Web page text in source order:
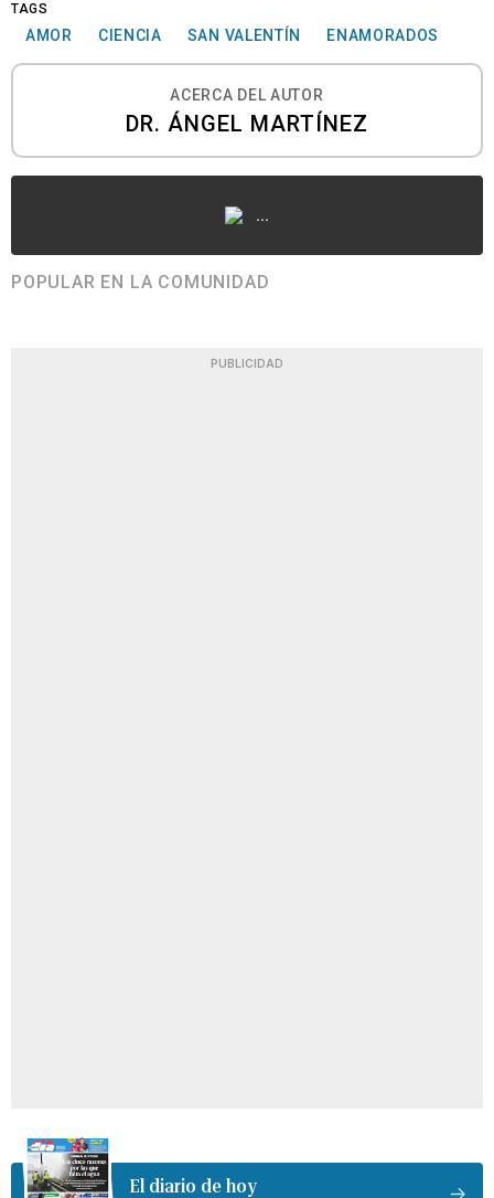
TAGS
AMOR CIENCIA SAN VALENTÍN ENAMORADOS
ACERCA DEL AUTOR
DR. ÁNGEL MARTÍNEZ
...
POPULAR EN LA COMUNIDAD
PUBLICIDAD
El diario de hoy